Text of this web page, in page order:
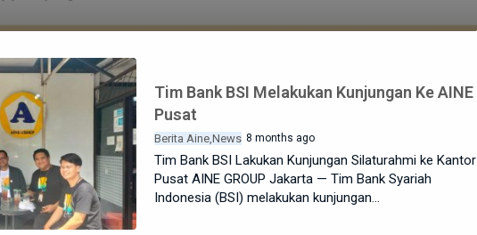
Tim Bank BSI Melakukan Kunjungan Ke AINE
Pusat
Berita Aine News 8 months ago
Tim Bank BSI Lakukan Kunjungan Silaturahmi ke Kantor
Pusat AINE GROUP Jakarta — Tim Bank Syariah
Indonesia (BSI) melakukan kunjungan…